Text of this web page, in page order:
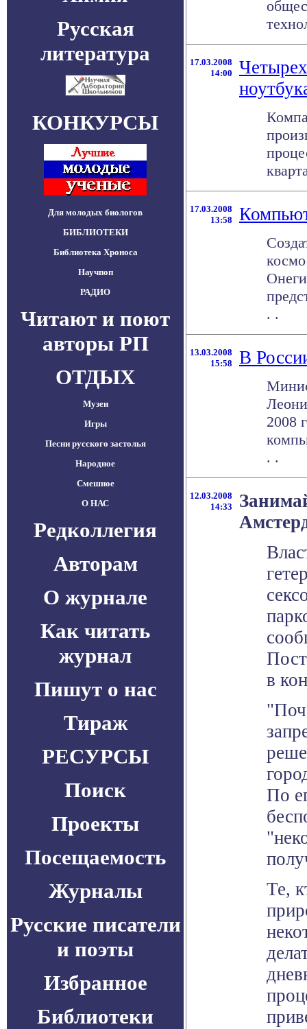
Русская
литература
КОНКУРСЫ
Для молодых биологов
БИБЛИОТЕКИ
Библиотека Хроноса
Научпоп
РАДИО
Читают и поют
авторы РП
ОТДЫХ
Музеи
Игры
Песни русского застолья
Народное
Смешное
О НАС
Редколлегия
Авторам
О журнале
Как читать
журнал
Пишут о нас
Тираж
РЕСУРСЫ
Поиск
Проекты
Посещаемость
Журналы
Русские писатели
и поэты
Избранное
Библиотеки
17.03.2008
14:00
17.03.2008
13:58
. .
13.03.2008
15:58
В
2008
. .
12.03.2008
14:33
в
По
Те,